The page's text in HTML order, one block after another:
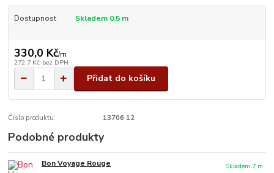
Dostupnost Skladem 0.5 m
330,0 Kč/m
272,7 Kč bez DPH
Přidat do košíku
Číslo produktu: 13706 12
Podobné produkty
Bon Voyage Rouge
Skladem 7 m